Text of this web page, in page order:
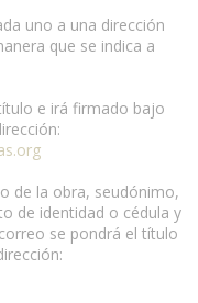
uno a una dirección
que se indica a
e irá firmado bajo
de la obra, seudónimo,
de identidad o cédula y
se pondrá el título